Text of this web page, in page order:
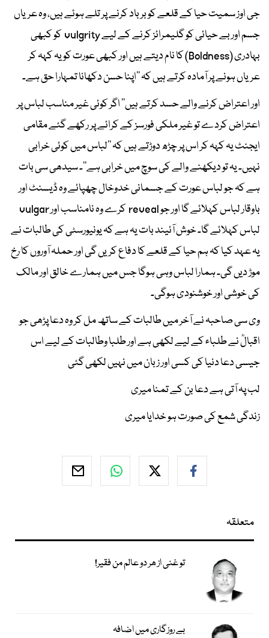
جی اوز سمیت حیا کے قلعے کو برباد کرنے پر تلے ہوئے ہیں، وہ عریاں
جسم اور بے حیائی کو گلیمرائز کرنے کے لیے vulgrity کو کبھی
بہادری (Boldness) کا نام دیتے ہیں اور کبھی عورت کو یہ کہہ کر
عریاں ہونے پر آمادہ کرتے ہیں کہ ’’اپنا حسن دکھانا تمہارا حق ہے۔
اور اعتراض کرنے والے حسد کرتے ہیں‘‘ اگر کوئی غیر مناسب لباس پر
اعتراض کردے تو غیر ملکی فورسز کے کرائے پر رکھے گئے مقامی
ایجنٹ یہ کہہ کر اس پر چڑھ دوڑتے ہیں کہ ’’لباس میں کوئی خرابی
نہیں۔ یہ تو دیکھنے والے کی سوچ میں خرابی ہے‘‘۔ سیدھی سی بات
ہے کہ جو لباس عورت کے جسمانی خدوخال چھپائے وہ ڈیسنٹ اور
باوقار لباس کہلائے گا اور جو reveal کرے وہ نامناسب اور vulgar
لباس کہلائے گا۔ خوش آئیند بات یہ ہے کہ یونیورسٹی کی طالبات نے
یہ عہد کیا کہ ہم حیا کے قلعے کا دفاع کریں گی اور حملہ آوروں کا رخ
موڑ دیں گی۔ ہمارا لباس وہی ہوگا جس میں ہمارے خالق اور مالک
کی خوشی اور خوشنودی ہوگی۔
وی سی صاحبہ نے آخر میں طالبات کے ساتھ مل کر وہ دعا پڑھی جو
اقبالؒ نے طلباء کے لیے لکھی ہے اور طلبا وطالبات کے لیے اس
جیسی دعا دنیا کی کسی اور زبان میں نہیں لکھی گئی
لب پہ آتی ہے دعا بن کے تمنا میری
زندگی شمع کی صورت ہو خدایا میری
متعلقہ
تو غنی از ھر دو عالم من فقیر!
بے روزگاری میں اضافہ